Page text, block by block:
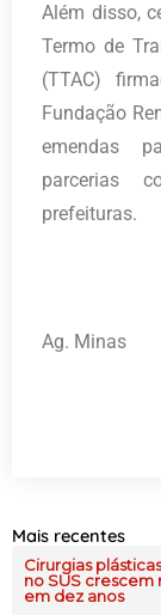
Além disso,
Termo de
(TTAC)
Fundação
emendas
parcerias
prefeituras.
Ag. Minas
Mais recentes
Cirurgias
no SUS crescem
em dez anos